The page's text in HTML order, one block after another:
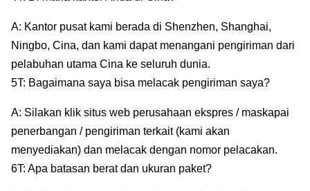
A: Kantor pusat kami berada di Shenzhen, Shanghai,
Ningbo, Cina, dan kami dapat menangani pengiriman dari
pelabuhan utama Cina ke seluruh dunia.
5T: Bagaimana saya bisa melacak pengiriman saya?
A: Silakan klik situs web perusahaan ekspres / maskapai
penerbangan / pengiriman terkait (kami akan
menyediakan) dan melacak dengan nomor pelacakan.
6T: Apa batasan berat dan ukuran paket?